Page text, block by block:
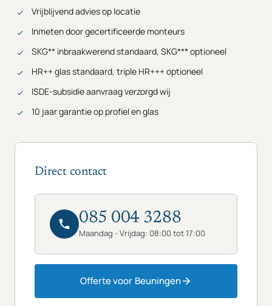
Vrijblijvend advies op locatie
Inmeten door gecertificeerde monteurs
SKG** inbraakwerend standaard, SKG*** optioneel
HR++ glas standaard, triple HR+++ optioneel
ISDE-subsidie aanvraag verzorgd wij
10 jaar garantie op profiel en glas
Direct contact
085 004 3288
Maandag - Vrijdag: 08:00 tot 17:00
Offerte voor Beuningen